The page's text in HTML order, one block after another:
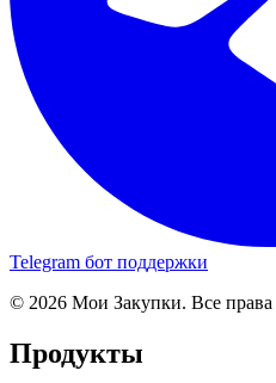
Telegram бот поддержки
© 2026 Мои Закупки. Все
Продукты